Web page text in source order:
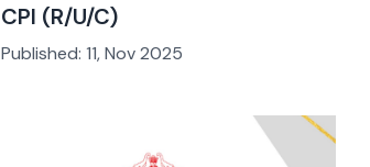
CPI (R/U/C)
Published: 11, Nov 2025